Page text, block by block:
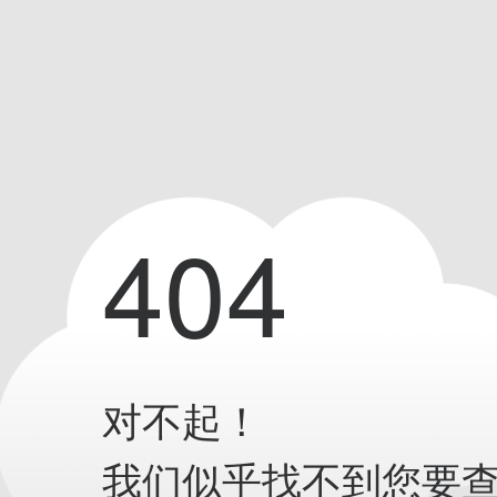
404
对不起！
我们似乎找不到您要